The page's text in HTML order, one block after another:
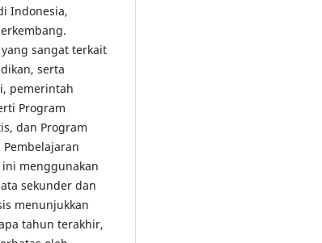
Indonesia,
sangat terkait
serta
pemerintah
Program
dan Program
Pembelajaran
menggunakan
sekunder dan
menunjukkan
tahun terakhir,